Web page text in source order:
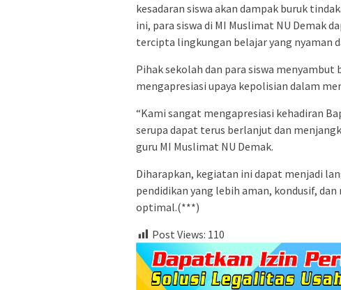
kesadaran siswa akan dampak buruk
ini, para siswa di MI Muslimat NU Demak
tercipta lingkungan belajar yang nyaman
Pihak sekolah dan para siswa
mengapresiasi upaya kepolisian dalam
“Kami sangat mengapresiasi kehadiran
serupa dapat terus berlanjut dan
guru MI Muslimat NU Demak.
Diharapkan, kegiatan ini dapat menjadi
pendidikan yang lebih aman, kondusif,
optimal.(***)
Post Views: 110